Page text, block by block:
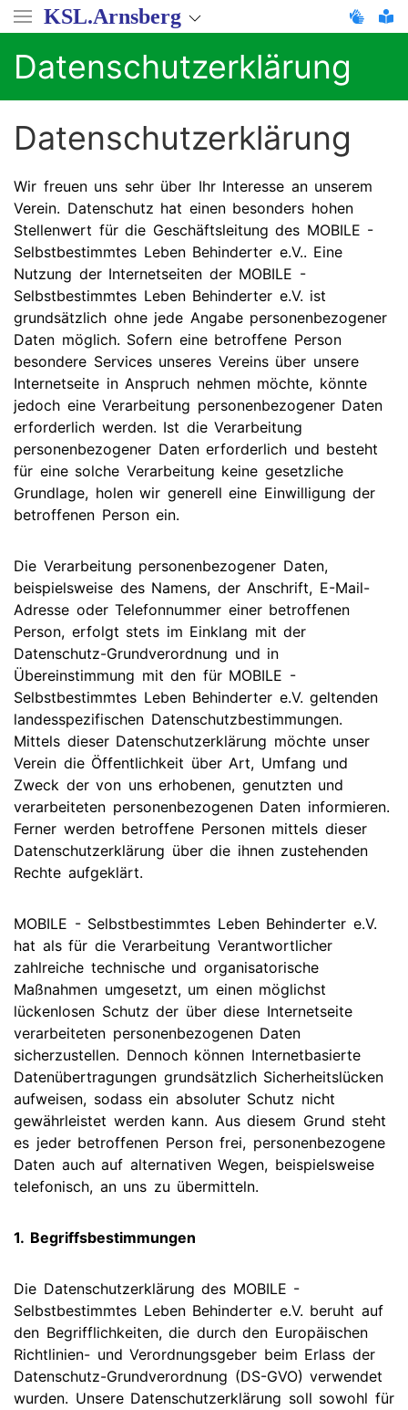
Direkt
zum
Inhalt
KSL.Arnsberg
Datenschutzerklärung
Datenschutzerklärung
Wir freuen uns sehr über Ihr Interesse an unserem
Verein. Datenschutz hat einen besonders hohen
Stellenwert für die Geschäftsleitung des MOBILE -
Selbstbestimmtes Leben Behinderter e.V.. Eine
Nutzung der Internetseiten der MOBILE -
Selbstbestimmtes Leben Behinderter e.V. ist
grundsätzlich ohne jede Angabe personenbezogener
Daten möglich. Sofern eine betroffene Person
besondere Services unseres Vereins über unsere
Internetseite in Anspruch nehmen möchte, könnte
jedoch eine Verarbeitung personenbezogener Daten
erforderlich werden. Ist die Verarbeitung
personenbezogener Daten erforderlich und besteht
für eine solche Verarbeitung keine gesetzliche
Grundlage, holen wir generell eine Einwilligung der
betroffenen Person ein.
Die Verarbeitung personenbezogener Daten,
beispielsweise des Namens, der Anschrift, E-Mail-
Adresse oder Telefonnummer einer betroffenen
Person, erfolgt stets im Einklang mit der
Datenschutz-Grundverordnung und in
Übereinstimmung mit den für MOBILE -
Selbstbestimmtes Leben Behinderter e.V. geltenden
landesspezifischen Datenschutzbestimmungen.
Mittels dieser Datenschutzerklärung möchte unser
Verein die Öffentlichkeit über Art, Umfang und
Zweck der von uns erhobenen, genutzten und
verarbeiteten personenbezogenen Daten informieren.
Ferner werden betroffene Personen mittels dieser
Datenschutzerklärung über die ihnen zustehenden
Rechte aufgeklärt.
MOBILE - Selbstbestimmtes Leben Behinderter e.V.
hat als für die Verarbeitung Verantwortlicher
zahlreiche technische und organisatorische
Maßnahmen umgesetzt, um einen möglichst
lückenlosen Schutz der über diese Internetseite
verarbeiteten personenbezogenen Daten
sicherzustellen. Dennoch können Internetbasierte
Datenübertragungen grundsätzlich Sicherheitslücken
aufweisen, sodass ein absoluter Schutz nicht
gewährleistet werden kann. Aus diesem Grund steht
es jeder betroffenen Person frei, personenbezogene
Daten auch auf alternativen Wegen, beispielsweise
telefonisch, an uns zu übermitteln.
1. Begriffsbestimmungen
Die Datenschutzerklärung des MOBILE -
Selbstbestimmtes Leben Behinderter e.V. beruht auf
den Begrifflichkeiten, die durch den Europäischen
Richtlinien- und Verordnungsgeber beim Erlass der
Datenschutz-Grundverordnung (DS-GVO) verwendet
wurden. Unsere Datenschutzerklärung soll sowohl für